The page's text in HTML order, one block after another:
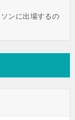
ンに出場するの